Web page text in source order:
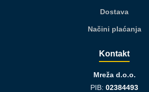
Dostava
Načini plaćanja
Kontakt
Mreža d.o.o.
PIB: 02384493